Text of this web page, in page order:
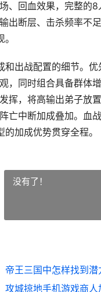
、回血效果，完整的
出断层、击杀频率不
出战配置的细节。
，同时组合具备群体
挥，将高输出弟子放
亡中断加成叠加。血
加成优势贯穿全程。
没有了！